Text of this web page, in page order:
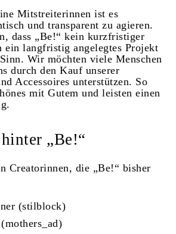
Mitstreiterinnen ist es
und transparent zu agieren.
dass „Be!“ kein kurzfristiger
ein langfristig angelegtes Projekt
Wir möchten viele Menschen
durch den Kauf unserer
Accessoires unterstützen. So
mit Gutem und leisten einen
„Be!“
Creatorinnen, die „Be!“ bisher
(stilblock)